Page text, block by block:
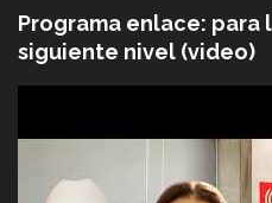
Programa enlace: para
siguiente nivel (video)